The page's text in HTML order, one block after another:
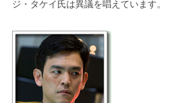
ジ・タケイ氏は異議を唱えています。